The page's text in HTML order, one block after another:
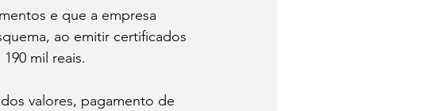
e que a empresa
ao emitir certificados
mil reais.
valores, pagamento de